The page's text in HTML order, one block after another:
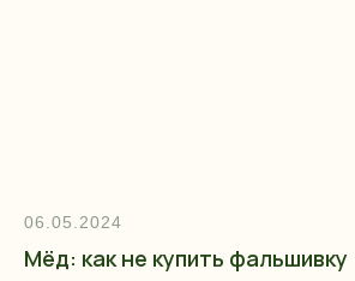
06.05.2024
Мёд: как не купить фальшивку